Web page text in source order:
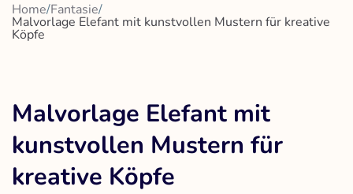
Home/Fantasie/
Malvorlage Elefant mit kunstvollen Mustern für kreative
Köpfe
Malvorlage Elefant mit
kunstvollen Mustern für
kreative Köpfe